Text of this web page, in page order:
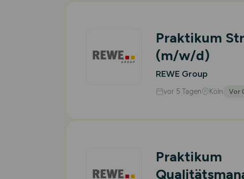
Praktikum
(m/w/d)
REWE Group
vor 5 Tagen Köln Vor
Praktikum